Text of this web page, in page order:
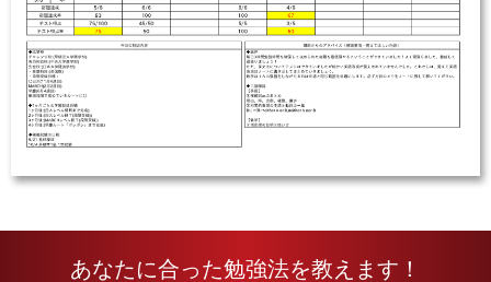
あなたに合った勉強法を教えます！